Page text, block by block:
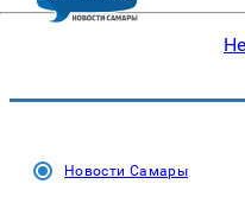
Новости Самары